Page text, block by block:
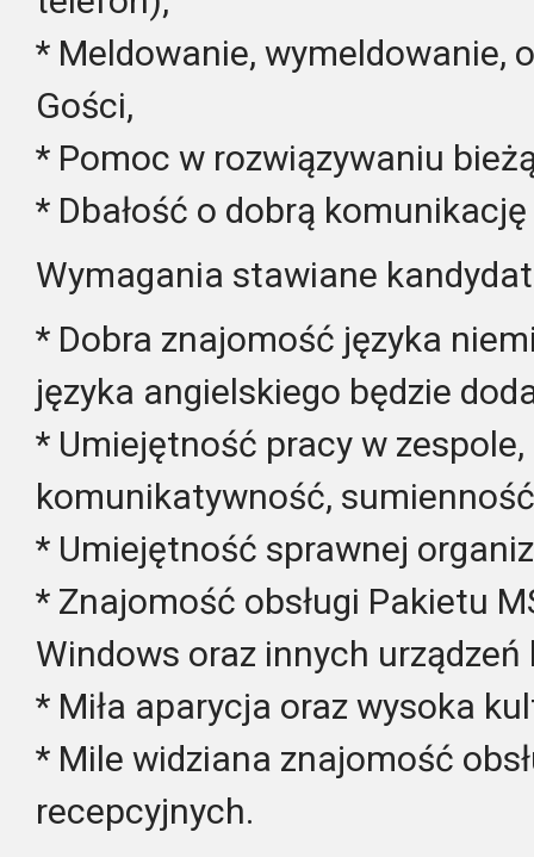
* Meldowanie, wymeldowanie,
Gości,
* Pomoc w rozwiązywaniu
* Dbałość o dobrą
Wymagania stawiane
* Dobra znajomość języka
języka angielskiego będzie
* Umiejętność pracy w
komunikatywność,
* Umiejętność sprawnej
* Znajomość obsługi Pakietu
Windows oraz innych urządzeń
* Miła aparycja oraz wysoka
* Mile widziana znajomość
recepcyjnych.